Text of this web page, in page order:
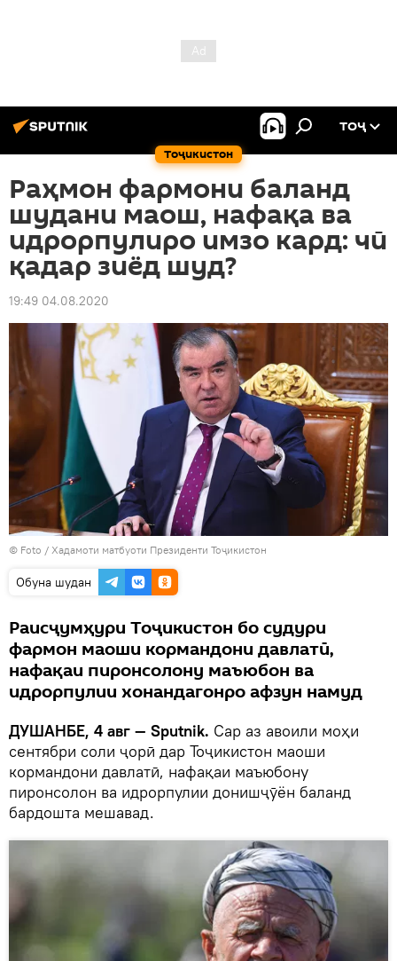
Тоҷикистон
ТОҶ
Раҳмон фармони баланд
шудани маош, нафақа ва
идрорпулиро имзо кард: чӣ
қадар зиёд шуд?
19:49 04.08.2020
© Foto / Хадамоти матбуоти Президенти Тоҷикистон
Обуна шудан
Раисҷумҳури Тоҷикистон бо судури
фармон маоши кормандони давлатӣ,
нафақаи пиронсолону маъюбон ва
идрорпулии хонандагонро афзун намуд
ДУШАНБЕ, 4 авг — Sputnik. Сар аз авоили моҳи
сентябри соли ҷорӣ дар Тоҷикистон маоши
кормандони давлатӣ, нафақаи маъюбону
пиронсолон ва идрорпулии донишҷӯён баланд
бардошта мешавад.